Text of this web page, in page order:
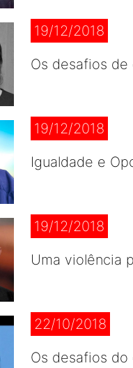
19/12/2018
Os desafios
19/12/2018
Igualdade e
19/12/2018
Uma violência
22/10/2018
Os desafios